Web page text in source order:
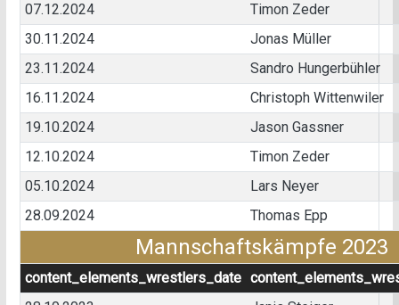
07.12.2024
Timon Zeder
30.11.2024
Jonas Müller
23.11.2024
Sandro Hungerbühler
16.11.2024
Christoph Wittenwiler
19.10.2024
Jason Gassner
12.10.2024
Timon Zeder
05.10.2024
Lars Neyer
28.09.2024
Thomas Epp
Mannschaftskämpfe 2023
content_elements_wrestlers_date